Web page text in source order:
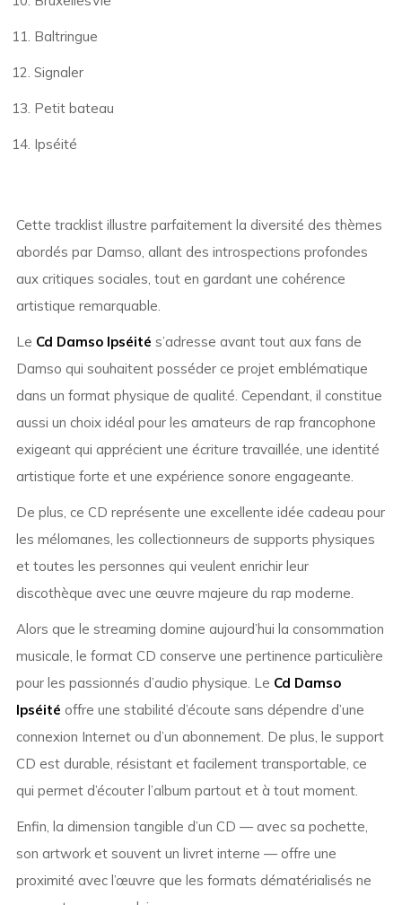
Baltringue
Signaler
Petit bateau
Ipséité
Cette tracklist illustre parfaitement la diversité des thèmes
abordés par Damso, allant des introspections profondes
aux critiques sociales, tout en gardant une cohérence
artistique remarquable.
Le Cd Damso Ipséité s’adresse avant tout aux fans de
Damso qui souhaitent posséder ce projet emblématique
dans un format physique de qualité. Cependant, il constitue
aussi un choix idéal pour les amateurs de rap francophone
exigeant qui apprécient une écriture travaillée, une identité
artistique forte et une expérience sonore engageante.
De plus, ce CD représente une excellente idée cadeau pour
les mélomanes, les collectionneurs de supports physiques
et toutes les personnes qui veulent enrichir leur
discothèque avec une œuvre majeure du rap moderne.
Alors que le streaming domine aujourd’hui la consommation
musicale, le format CD conserve une pertinence particulière
pour les passionnés d’audio physique. Le Cd Damso
Ipséité offre une stabilité d’écoute sans dépendre d’une
connexion Internet ou d’un abonnement. De plus, le support
CD est durable, résistant et facilement transportable, ce
qui permet d’écouter l’album partout et à tout moment.
Enfin, la dimension tangible d’un CD — avec sa pochette,
son artwork et souvent un livret interne — offre une
proximité avec l’œuvre que les formats dématérialisés ne